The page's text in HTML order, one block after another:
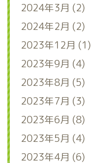
2024年3月 (2)
2024年2月 (2)
2023年12月 (1)
2023年9月 (4)
2023年8月 (5)
2023年7月 (3)
2023年6月 (8)
2023年5月 (4)
2023年4月 (6)